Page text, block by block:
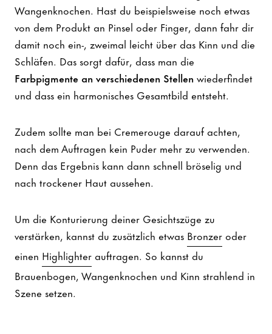
Wangenknochen. Hast du beispielsweise noch etwas
von dem Produkt an Pinsel oder Finger, dann fahr dir
damit noch ein-, zweimal leicht über das Kinn und die
Schläfen. Das sorgt dafür, dass man die
Farbpigmente an verschiedenen Stellen wiederfindet
und dass ein harmonisches Gesamtbild entsteht.
Zudem sollte man bei Cremerouge darauf achten,
nach dem Auftragen kein Puder mehr zu verwenden.
Denn das Ergebnis kann dann schnell bröselig und
nach trockener Haut aussehen.
Um die Konturierung deiner Gesichtszüge zu
verstärken, kannst du zusätzlich etwas Bronzer oder
einen Highlighter auftragen. So kannst du
Brauenbogen, Wangenknochen und Kinn strahlend in
Szene setzen.